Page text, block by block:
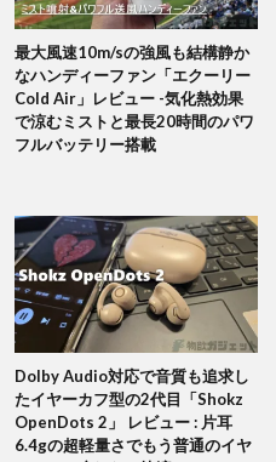
最大風速10m/sの強風も結構静か
なハンディーファン「エクーリー
Cold Air」レビュー -気化熱効果
で涼むミストと最長20時間のパワ
フルバッテリー搭載
Dolby Audio対応で音質も追求し
たイヤーカフ型の2代目「Shokz
OpenDots 2」 レビュー : 片耳
6.4gの超軽量さでもう普通のイヤ